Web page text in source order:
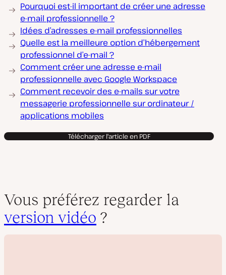
Pourquoi est-il important de créer une adresse
e-mail professionnelle ?
Idées d’adresses e-mail professionnelles
Quelle est la meilleure option d’hébergement
professionnel d’e-mail ?
Comment créer une adresse e-mail
professionnelle avec Google Workspace
Comment recevoir des e-mails sur votre
messagerie professionnelle sur ordinateur /
applications mobiles
Télécharger l'article en PDF
Vous préférez regarder la
version vidéo ?